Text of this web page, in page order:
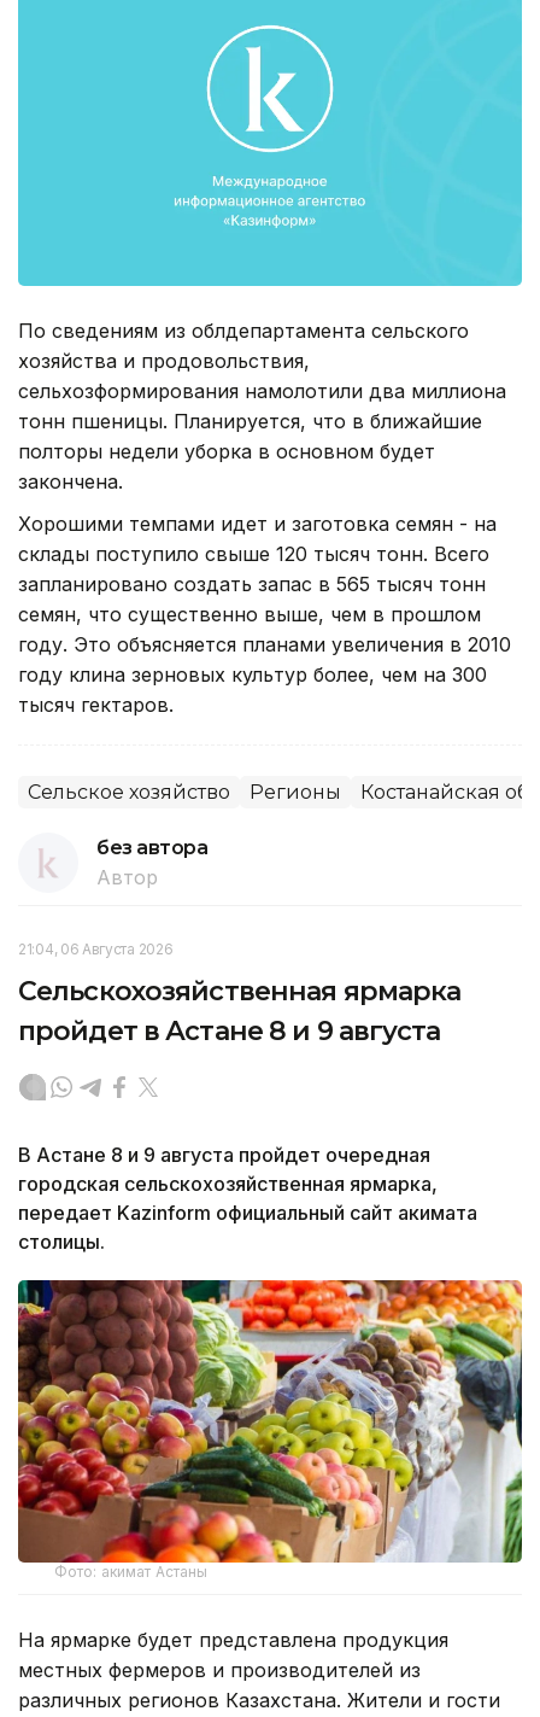
По сведениям из облдепартамента сельского
хозяйства и продовольствия,
сельхозформирования намолотили два миллиона
тонн пшеницы. Планируется, что в ближайшие
полторы недели уборка в основном будет
закончена.
Хорошими темпами идет и заготовка семян - на
склады поступило свыше 120 тысяч тонн. Всего
запланировано создать запас в 565 тысяч тонн
семян, что существенно выше, чем в прошлом
году. Это объясняется планами увеличения в 2010
году клина зерновых культур более, чем на 300
тысяч гектаров.
Сельское хозяйство Регионы Костанайская
без автора
Автор
21:04, 06 Августа 2026
Сельскохозяйственная ярмарка
пройдет в Астане 8 и 9 августа
В Астане 8 и 9 августа пройдет очередная
городская сельскохозяйственная ярмарка,
передает Kazinform официальный сайт акимата
столицы.
Фото: акимат Астаны
На ярмарке будет представлена продукция
местных фермеров и производителей из
различных регионов Казахстана. Жители и гости